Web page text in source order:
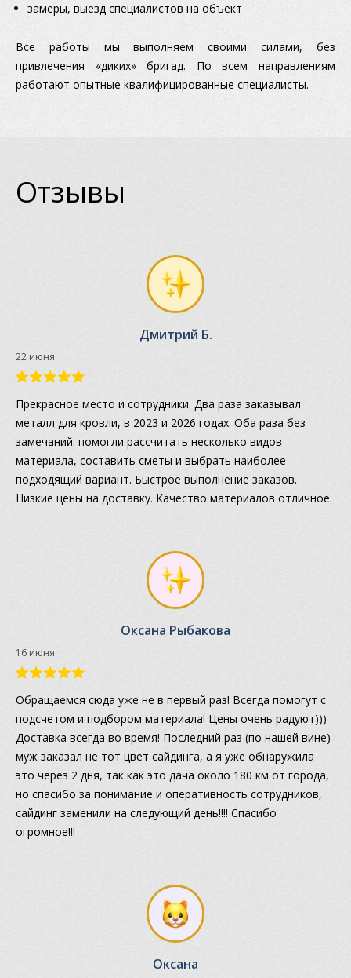
замеры, выезд специалистов на объект
Все работы мы выполняем своими силами, без
привлечения «диких» бригад. По всем направлениям
работают опытные квалифицированные специалисты.
Отзывы
Дмитрий Б.
22 июня
Прекрасное место и сотрудники. Два раза заказывал
металл для кровли, в 2023 и 2026 годах. Оба раза без
замечаний: помогли рассчитать несколько видов
материала, составить сметы и выбрать наиболее
подходящий вариант. Быстрое выполнение заказов.
Низкие цены на доставку. Качество материалов отличное.
Оксана Рыбакова
16 июня
Обращаемся сюда уже не в первый раз! Всегда помогут с
подсчетом и подбором материала! Цены очень радуют)))
Доставка всегда во время! Последний раз (по нашей вине)
муж заказал не тот цвет сайдинга, а я уже обнаружила
это через 2 дня, так как это дача около 180 км от города,
но спасибо за понимание и оперативность сотрудников,
сайдинг заменили на следующий день!!!! Спасибо
огромное!!!
Оксана